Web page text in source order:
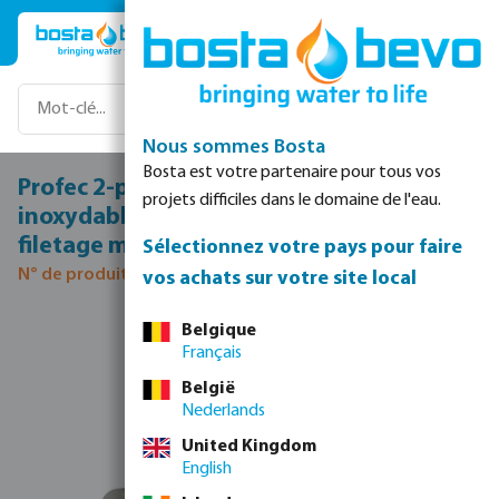
Passer au contenu principal
Profec 2-pièces vanne à bille acier
inoxydable 316 1 1/2" filetage femelle x
filetage mâle 50bar
N° de produit 0091014
Ignorer la galerie d'images
Nous sommes Bosta
Bosta est votre partenaire pour tous vos
projets difficiles dans le domaine de l'eau.
Sélectionnez votre pays pour faire
vos achats sur votre site local
Belgique
Français
België
Nederlands
United Kingdom
English